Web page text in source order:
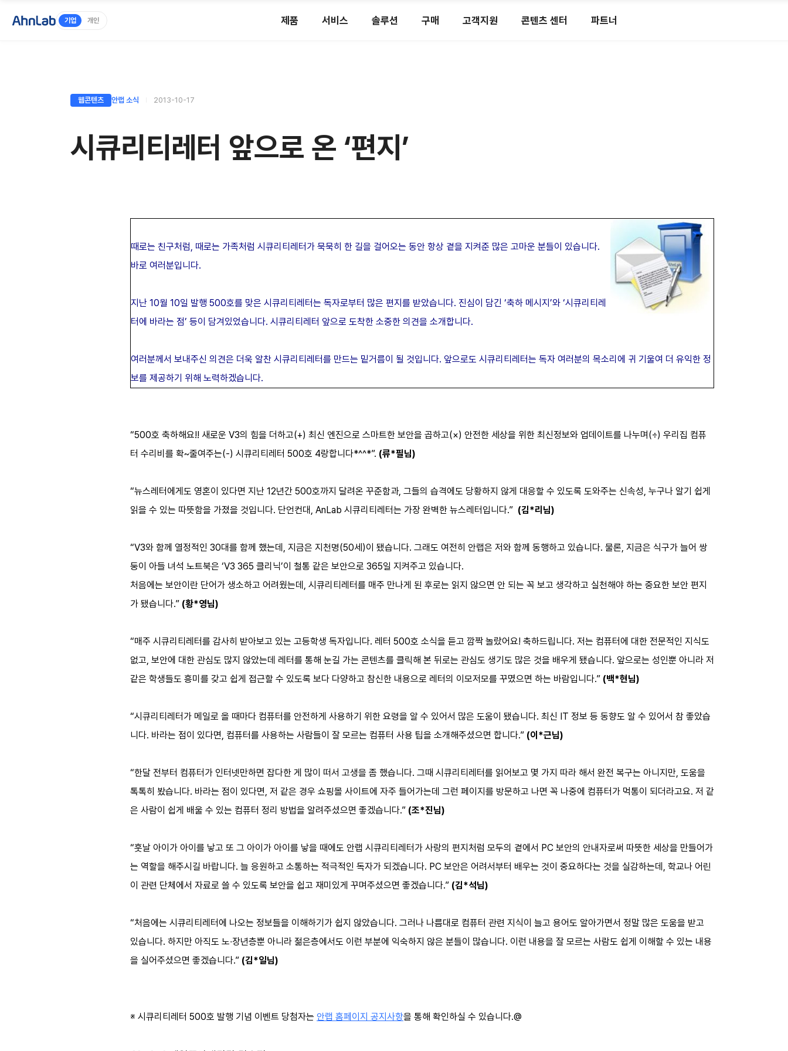
기업 개인 제품 서비스 솔루션 구매 고객지원 콘텐츠 센터 파트너
웹콘텐츠 안랩 소식 2013-10-17
시큐리티레터 앞으로 온 ‘편지’
때로는 친구처럼, 때로는 가족처럼 시큐리티레터가 묵묵히 한 길을 걸어오는 동안 항상 곁을 지켜준 많은 고마운 분들이 있습니다.
바로 여러분입니다.
지난 10월 10일 발행 500호를 맞은 시큐리티레터는 독자로부터 많은 편지를 받았습니다. 진심이 담긴 ‘축하 메시지’와 ‘시큐리티레
터에 바라는 점’ 등이 담겨있었습니다. 시큐리티레터 앞으로 도착한 소중한 의견을 소개합니다.
여러분께서 보내주신 의견은 더욱 알찬 시큐리티레터를 만드는 밑거름이 될 것입니다. 앞으로도 시큐리티레터는 독자 여러분의 목소리에 귀 기울여 더 유익한 정
보를 제공하기 위해 노력하겠습니다.
“500호 축하해요!! 새로운 V3의 힘을 더하고(+) 최신 엔진으로 스마트한 보안을 곱하고(×) 안전한 세상을 위한 최신정보와 업데이트를 나누며(÷) 우리집 컴퓨
터 수리비를 확~줄여주는(-) 시큐리티레터 500호 4랑합니다*^^*”. (류*필님)
“뉴스레터에게도 영혼이 있다면 지난 12년간 500호까지 달려온 꾸준함과, 그들의 습격에도 당황하지 않게 대응할 수 있도록 도와주는 신속성, 누구나 알기 쉽게
읽을 수 있는 따뜻함을 가졌을 것입니다. 단언컨대, AnLab 시큐리티레터는 가장 완벽한 뉴스레터입니다.” (김*리님)
“V3와 함께 열정적인 30대를 함께 했는데, 지금은 지천명(50세)이 됐습니다. 그래도 여전히 안랩은 저와 함께 동행하고 있습니다. 물론, 지금은 식구가 늘어 쌍
둥이 아들 녀석 노트북은 ‘V3 365 클리닉’이 철통 같은 보안으로 365일 지켜주고 있습니다.
처음에는 보안이란 단어가 생소하고 어려웠는데, 시큐리티레터를 매주 만나게 된 후로는 읽지 않으면 안 되는 꼭 보고 생각하고 실천해야 하는 중요한 보안 편지
가 됐습니다.” (황*영님)
“매주 시큐리티레터를 감사히 받아보고 있는 고등학생 독자입니다. 레터 500호 소식을 듣고 깜짝 놀랐어요! 축하드립니다. 저는 컴퓨터에 대한 전문적인 지식도
없고, 보안에 대한 관심도 많지 않았는데 레터를 통해 눈길 가는 콘텐츠를 클릭해 본 뒤로는 관심도 생기도 많은 것을 배우게 됐습니다. 앞으로는 성인뿐 아니라 저
같은 학생들도 흥미를 갖고 쉽게 접근할 수 있도록 보다 다양하고 참신한 내용으로 레터의 이모저모를 꾸몄으면 하는 바람입니다.” (백*현님)
“시큐리티레터가 메일로 올 때마다 컴퓨터를 안전하게 사용하기 위한 요령을 알 수 있어서 많은 도움이 됐습니다. 최신 IT 정보 등 동향도 알 수 있어서 참 좋았습
니다. 바라는 점이 있다면, 컴퓨터를 사용하는 사람들이 잘 모르는 컴퓨터 사용 팁을 소개해주셨으면 합니다.” (이*근님)
“한달 전부터 컴퓨터가 인터넷만하면 잡다한 게 많이 떠서 고생을 좀 했습니다. 그때 시큐리티레터를 읽어보고 몇 가지 따라 해서 완전 복구는 아니지만, 도움을
톡톡히 봤습니다. 바라는 점이 있다면, 저 같은 경우 쇼핑몰 사이트에 자주 들어가는데 그런 페이지를 방문하고 나면 꼭 나중에 컴퓨터가 먹통이 되더라고요. 저 같
은 사람이 쉽게 배울 수 있는 컴퓨터 정리 방법을 알려주셨으면 좋겠습니다.” (조*진님)
“훗날 아이가 아이를 낳고 또 그 아이가 아이를 낳을 때에도 안랩 시큐리티레터가 사랑의 편지처럼 모두의 곁에서 PC 보안의 안내자로써 따뜻한 세상을 만들어가
는 역할을 해주시길 바랍니다. 늘 응원하고 소통하는 적극적인 독자가 되겠습니다. PC 보안은 어려서부터 배우는 것이 중요하다는 것을 실감하는데, 학교나 어린
이 관련 단체에서 자료로 쓸 수 있도록 보안을 쉽고 재미있게 꾸며주셨으면 좋겠습니다.” (김*석님)
“처음에는 시큐리티레터에 나오는 정보들을 이해하기가 쉽지 않았습니다. 그러나 나름대로 컴퓨터 관련 지식이 늘고 용어도 알아가면서 정말 많은 도움을 받고
있습니다. 하지만 아직도 노∙장년층뿐 아니라 젊은층에서도 이런 부분에 익숙하지 않은 분들이 많습니다. 이런 내용을 잘 모르는 사람도 쉽게 이해할 수 있는 내용
을 실어주셨으면 좋겠습니다.” (김*일님)
※ 시큐리티레터 500호 발행 기념 이벤트 당첨자는 안랩 홈페이지 공지사항을 통해 확인하실 수 있습니다.@